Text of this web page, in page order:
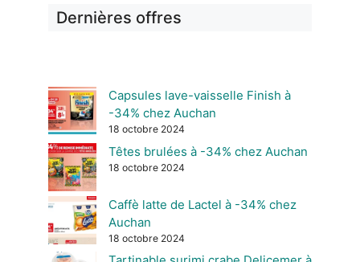
Dernières offres
Capsules lave-vaisselle Finish à
-34% chez Auchan
18 octobre 2024
Têtes brulées à -34% chez Auchan
18 octobre 2024
Caffè latte de Lactel à -34% chez
Auchan
18 octobre 2024